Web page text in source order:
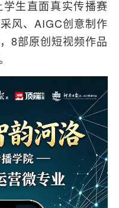
生直面真实传播赛
风、AIGC创意制作
8部原创短视频作品